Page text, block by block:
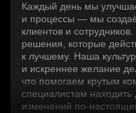
Каждый день мы
и процессы — мы
клиентов и
решения, которые
к лучшему. Наша
и искреннее желание
что помогаем крутым
специалистам находить
изменений